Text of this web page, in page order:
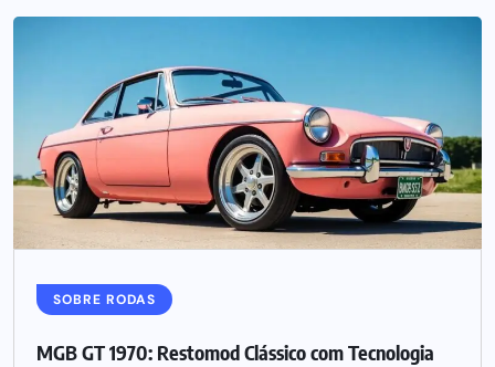
SOBRE RODAS
MGB GT 1970: Restomod Clássico com Tecnologia